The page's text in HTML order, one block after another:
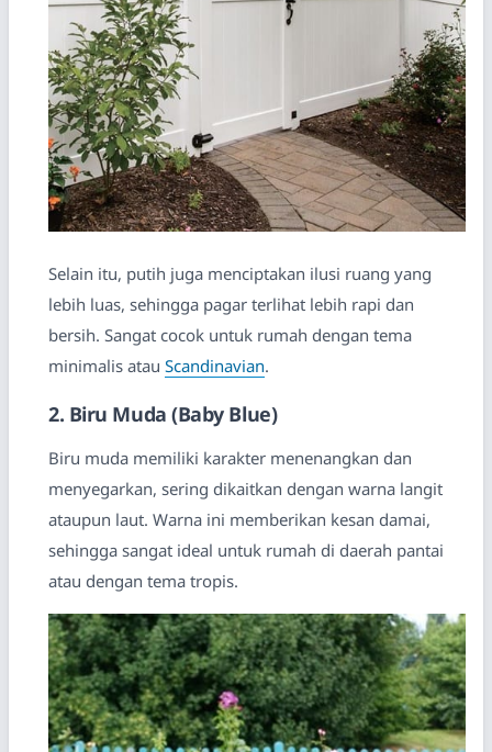
Selain itu, putih juga menciptakan ilusi ruang yang
lebih luas, sehingga pagar terlihat lebih rapi dan
bersih. Sangat cocok untuk rumah dengan tema
minimalis atau Scandinavian.
2. Biru Muda (Baby Blue)
Biru muda memiliki karakter menenangkan dan
menyegarkan, sering dikaitkan dengan warna langit
ataupun laut. Warna ini memberikan kesan damai,
sehingga sangat ideal untuk rumah di daerah pantai
atau dengan tema tropis.